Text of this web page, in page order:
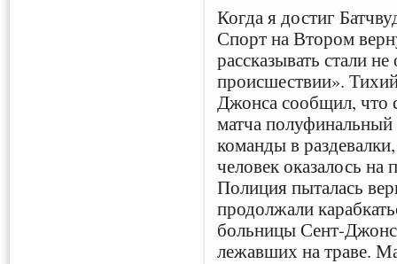
Когда я достиг
Спорт на Втором
рассказывать стали
происшествии».
Джонса сообщил, что
матча
команды в
человек оказалось на
Полиция пыталась
продолжали
больницы Сент-
лежавших на траве.